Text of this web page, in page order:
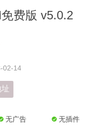
费版 v5.0.2
02-14
无广告 无插件